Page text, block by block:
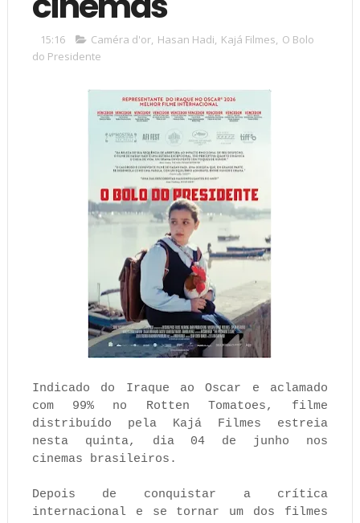
15:16 Caméra d'or, Hasan Hadi, Kajá Filmes, O Bolo
do Presidente
Indicado do Iraque ao Oscar e aclamado
com 99% no Rotten Tomatoes, filme
distribuído pela Kajá Filmes estreia
nesta quinta, dia 04 de junho nos
cinemas brasileiros.
Depois de conquistar a crítica
internacional e se tornar um dos filmes